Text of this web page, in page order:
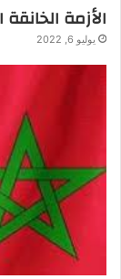
الأزمة
يوليو 6, 2022